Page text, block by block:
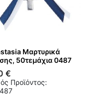
Μαρτυρικά
50τεμάχια 0487
€
Προϊόντος: